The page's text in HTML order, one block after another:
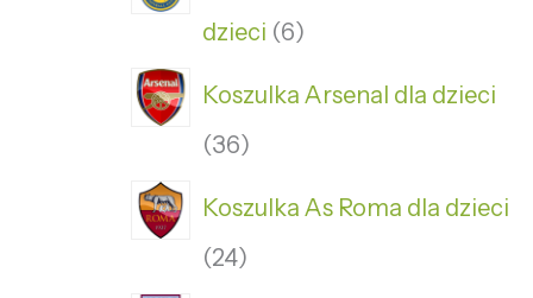
dzieci 6
Koszulka Arsenal dla dzieci
36
Koszulka As Roma dla dzieci
24